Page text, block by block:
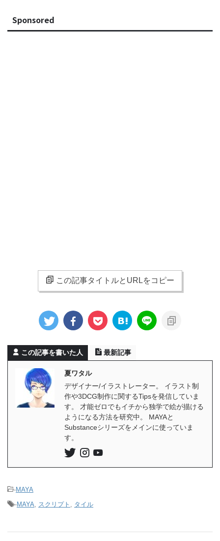
Sponsored
この記事タイトルとURLをコピー
この記事を書いた人 最新記事
夏ワタル
デザイナー/イラストレーター。 イラスト制
作や3DCG制作に関するTipsを発信していま
す。 才能ゼロでもイチから独学で絵が描ける
ようになる方法を研究中。 MAYAと
Substanceシリーズをメインに使っていま
す。
-MAYA
-MAYA スクリプト タイル